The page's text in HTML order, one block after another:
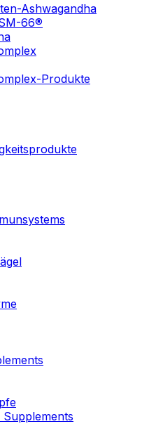
Ashwagandha
66®
Produkte
Supplements